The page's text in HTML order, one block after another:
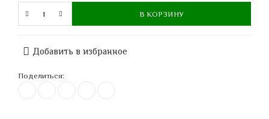
В КОРЗИНУ
Добавить в избранное
Поделиться: